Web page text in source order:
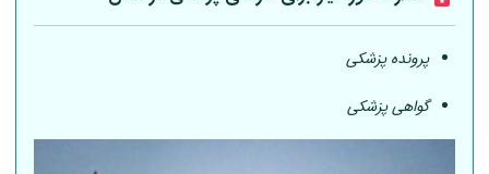
پرونده پزشکی
گواهی پزشکی